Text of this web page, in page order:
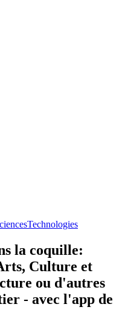
Technologies
la coquille:
Culture et
ou d'autres
- avec l'app de